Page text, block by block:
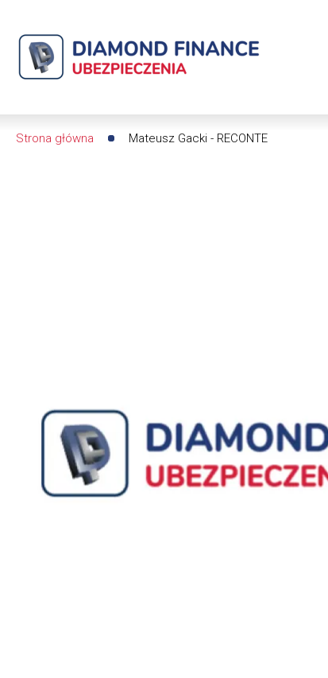
Mateusz
Gacki
Diamond
Strona główna Mateusz Gacki - RECONTE